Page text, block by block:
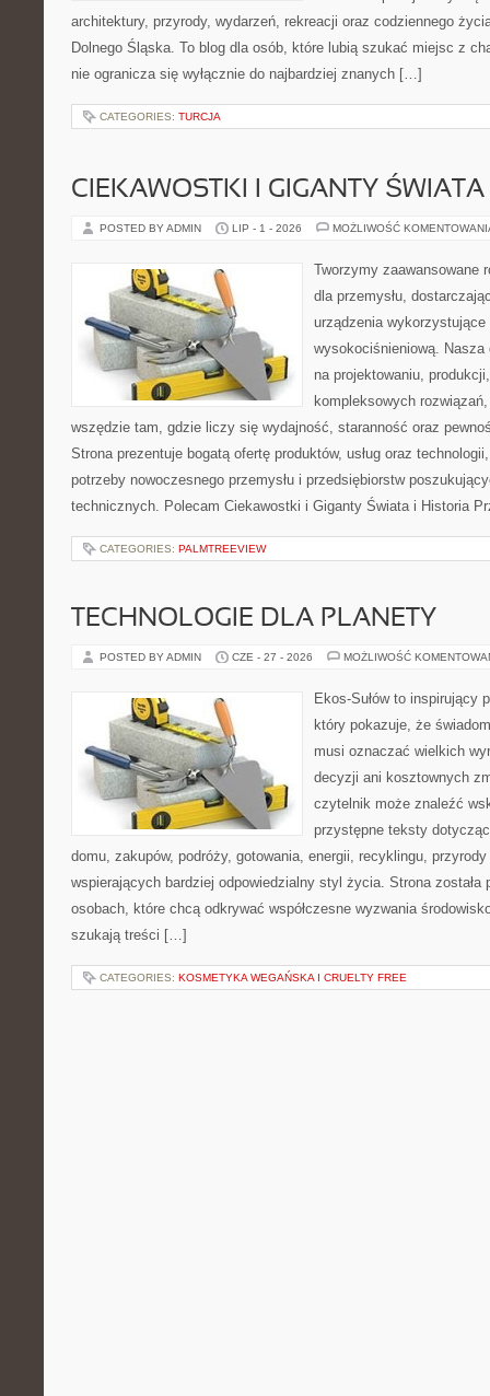
architektury, przyrody, wydarzeń, rekreacji oraz codziennego
Dolnego Śląska. To blog dla osób, które lubią szukać miejsc z
nie ogranicza się wyłącznie do najbardziej znanych […]
CATEGORIES: TURCJA
CIEKAWOSTKI I GIGANTY ŚWIATA
POSTED BY ADMIN LIP - 1 - 2026 MOŻLIWOŚĆ
Tworzymy zaawansowane
dla przemysłu,
urządzenia wykorzystujące
wysokociśnieniową. Nasza
na projektowaniu,
kompleksowych
wszędzie tam, gdzie liczy się wydajność, staranność oraz
Strona prezentuje bogatą ofertę produktów, usług oraz
potrzeby nowoczesnego przemysłu i przedsiębiorstw
technicznych. Polecam Ciekawostki i Giganty Świata i Historia
CATEGORIES: PALMTREEVIEW
TECHNOLOGIE DLA PLANETY
POSTED BY ADMIN CZE - 27 - 2026 MOŻLIWOŚĆ
Ekos-Sułów to inspirujący
który pokazuje, że
musi oznaczać wielkich
decyzji ani kosztownych
czytelnik może znaleźć
przystępne teksty
domu, zakupów, podróży, gotowania, energii, recyklingu,
wspierających bardziej odpowiedzialny styl życia. Strona została
osobach, które chcą odkrywać współczesne wyzwania
szukają treści […]
CATEGORIES: KOSMETYKA WEGAŃSKA I CRUELTY FREE